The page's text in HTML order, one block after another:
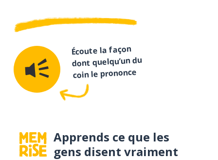
Écoute la façon
dont quelqu’un du
coin le prononce
Apprends ce que les
gens disent vraiment